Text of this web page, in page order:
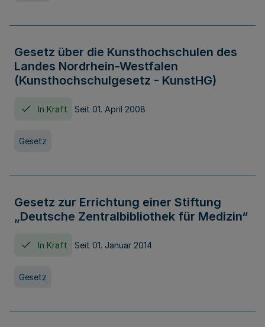
Gesetz über die Kunsthochschulen des
Landes Nordrhein-Westfalen
(Kunsthochschulgesetz - KunstHG)
In Kraft Seit 01. April 2008
Gesetz
Gesetz zur Errichtung einer Stiftung
„Deutsche Zentralbibliothek für Medizin“
In Kraft Seit 01. Januar 2014
Gesetz